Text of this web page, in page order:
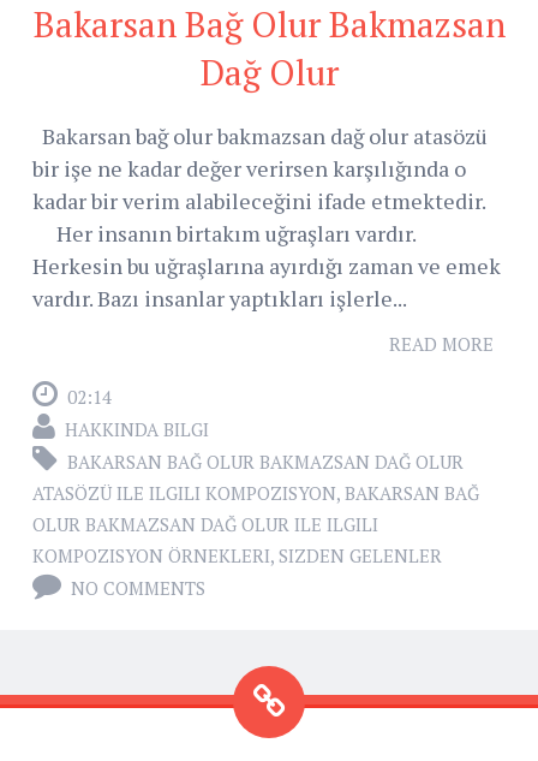
Bakarsan Bağ Olur Bakmazsan
Dağ Olur
Bakarsan bağ olur bakmazsan dağ olur atasözü
bir işe ne kadar değer verirsen karşılığında o
kadar bir verim alabileceğini ifade etmektedir.
Her insanın birtakım uğraşları vardır.
Herkesin bu uğraşlarına ayırdığı zaman ve emek
vardır. Bazı insanlar yaptıkları işlerle...
READ MORE
02:14
HAKKINDA BILGI
BAKARSAN BAĞ OLUR BAKMAZSAN DAĞ OLUR
ATASÖZÜ ILE ILGILI KOMPOZISYON, BAKARSAN BAĞ
OLUR BAKMAZSAN DAĞ OLUR ILE ILGILI
KOMPOZISYON ÖRNEKLERI, SIZDEN GELENLER
NO COMMENTS